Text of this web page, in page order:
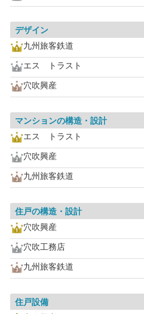
デザイン
九州旅客鉄道
エス トラスト
穴吹興産
マンションの構造・設計
エス トラスト
穴吹興産
九州旅客鉄道
住戸の構造・設計
穴吹興産
穴吹工務店
九州旅客鉄道
住戸設備